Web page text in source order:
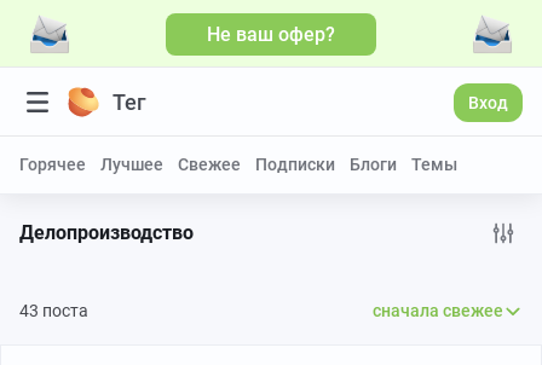
Не ваш офер?
Тег Вход
Горячее Лучшее Свежее Подписки Блоги Темы
Делопроизводство
43 поста сначала свежее